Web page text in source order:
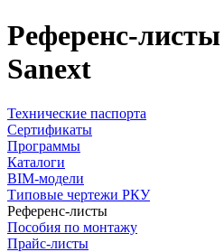
Референс-листы
Sanext
Технические паспорта
Сертификаты
Программы
Каталоги
BIM-модели
Типовые чертежи РКУ
Референс-листы
Пособия по монтажу
Прайс-листы